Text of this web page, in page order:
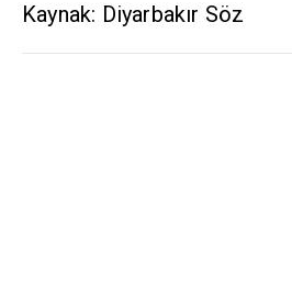
Kaynak: Diyarbakır Söz